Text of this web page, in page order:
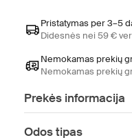
Pristatymas per 3–5
Didesnės nei 59 €
Nemokamas prekių
Nemokamas prekių
Prekės informacija
Odos tipas